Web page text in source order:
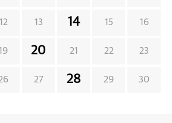
12 13 14 15 16
20 21 22 23
27 28 29 30